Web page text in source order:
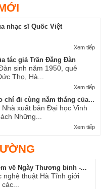
nhạc sĩ Quốc Việt
Xem tiếp
tác giả Trần Đăng Đàn
sinh năm 1950, quê
Thọ, Hà...
Xem tiếp
chí đi cùng năm tháng của...
xuất bản Đại học Vinh
Những...
Xem tiếp
về Ngày Thương binh -...
nghệ thuật Hà Tĩnh giới